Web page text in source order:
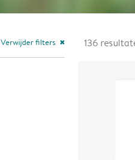
Verwijder filters close 136